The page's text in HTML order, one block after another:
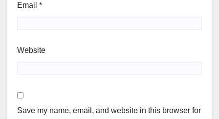
Email *
Website
Save my name, email, and website in this browser for